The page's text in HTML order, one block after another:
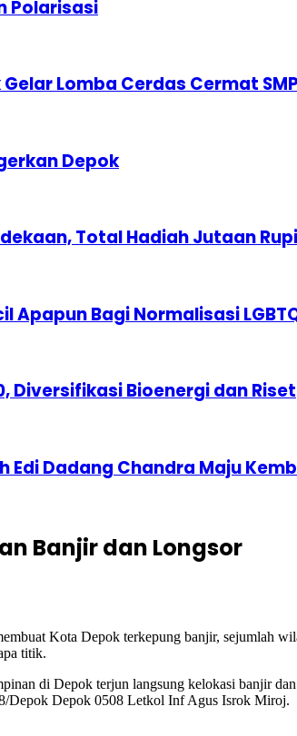
Polarisasi
Lomba Cerdas Cermat
Depok
Total Hadiah Jutaan
Apapun Bagi Normalisasi
Diversifikasi Bioenergi dan Riset
Edi Dadang Chandra Maju
Banjir dan Longsor
Kota Depok terkepung banjir, sejumlah
titik.
di Depok terjun langsung kelokasi banjir
Depok Depok 0508 Letkol Inf Agus Isrok Miroj.